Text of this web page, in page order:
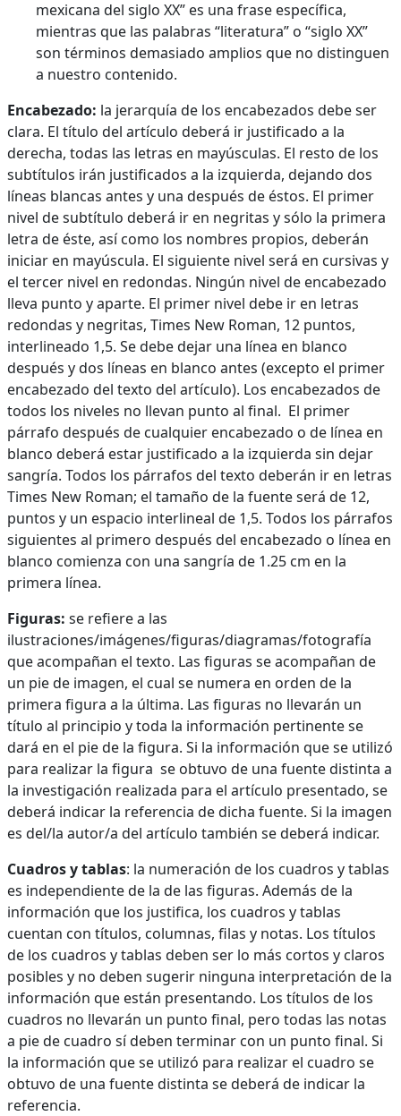
mexicana del siglo XX” es una frase específica,
mientras que las palabras “literatura” o “siglo XX”
son términos demasiado amplios que no distinguen
a nuestro contenido.
Encabezado: la jerarquía de los encabezados debe ser
clara. El título del artículo deberá ir justificado a la
derecha, todas las letras en mayúsculas. El resto de los
subtítulos irán justificados a la izquierda, dejando dos
líneas blancas antes y una después de éstos. El primer
nivel de subtítulo deberá ir en negritas y sólo la primera
letra de éste, así como los nombres propios, deberán
iniciar en mayúscula. El siguiente nivel será en cursivas y
el tercer nivel en redondas. Ningún nivel de encabezado
lleva punto y aparte. El primer nivel debe ir en letras
redondas y negritas, Times New Roman, 12 puntos,
interlineado 1,5. Se debe dejar una línea en blanco
después y dos líneas en blanco antes (excepto el primer
encabezado del texto del artículo). Los encabezados de
todos los niveles no llevan punto al final. El primer
párrafo después de cualquier encabezado o de línea en
blanco deberá estar justificado a la izquierda sin dejar
sangría. Todos los párrafos del texto deberán ir en letras
Times New Roman; el tamaño de la fuente será de 12,
puntos y un espacio interlineal de 1,5. Todos los párrafos
siguientes al primero después del encabezado o línea en
blanco comienza con una sangría de 1.25 cm en la
primera línea.
Figuras: se refiere a las
ilustraciones/imágenes/figuras/diagramas/fotografía
que acompañan el texto. Las figuras se acompañan de
un pie de imagen, el cual se numera en orden de la
primera figura a la última. Las figuras no llevarán un
título al principio y toda la información pertinente se
dará en el pie de la figura. Si la información que se utilizó
para realizar la figura se obtuvo de una fuente distinta a
la investigación realizada para el artículo presentado, se
deberá indicar la referencia de dicha fuente. Si la imagen
es del/la autor/a del artículo también se deberá indicar.
Cuadros y tablas: la numeración de los cuadros y tablas
es independiente de la de las figuras. Además de la
información que los justifica, los cuadros y tablas
cuentan con títulos, columnas, filas y notas. Los títulos
de los cuadros y tablas deben ser lo más cortos y claros
posibles y no deben sugerir ninguna interpretación de la
información que están presentando. Los títulos de los
cuadros no llevarán un punto final, pero todas las notas
a pie de cuadro sí deben terminar con un punto final. Si
la información que se utilizó para realizar el cuadro se
obtuvo de una fuente distinta se deberá de indicar la
referencia.